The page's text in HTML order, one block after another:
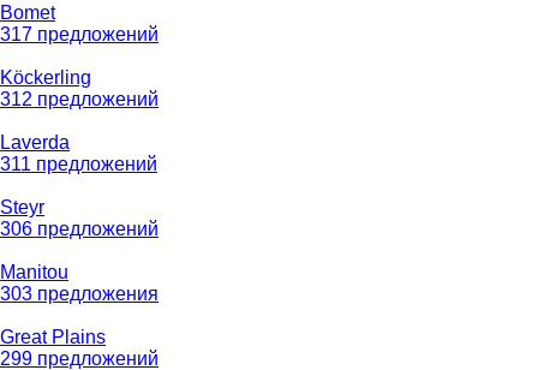
Bomet
317 предложений
Köckerling
312 предложений
Laverda
311 предложений
Steyr
306 предложений
Manitou
303 предложения
Great Plains
299 предложений